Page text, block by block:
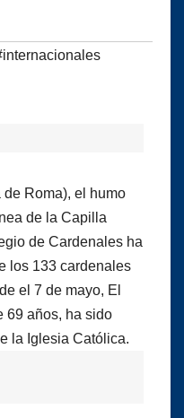
de Roma), el humo
de la Capilla
de Cardenales ha
los 133 cardenales
el 7 de mayo, El
69 años, ha sido
la Iglesia Católica.